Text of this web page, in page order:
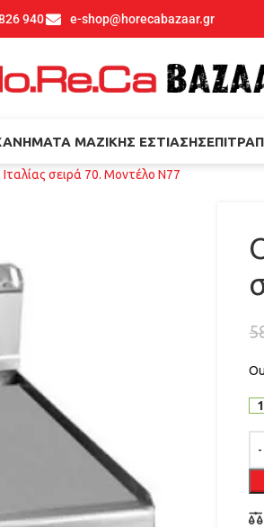
940 e-shop@horecabazaar.gr
ΜΑΖΙΚΉΣ ΕΣΤΊΑΣΗΣ
σειρά 70. Μοντέλο N77